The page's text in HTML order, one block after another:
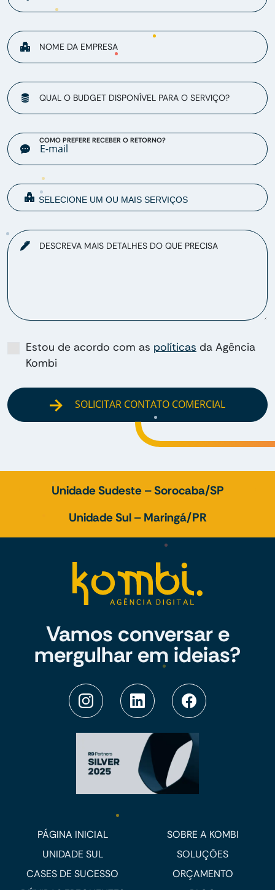
NOME DA EMPRESA
QUAL O BUDGET DISPONÍVEL PARA O SERVIÇO?
COMO PREFERE RECEBER O RETORNO?
DESCREVA MAIS DETALHES DO QUE PRECISA
Estou de acordo com as políticas da Agência
Kombi
SOLICITAR CONTATO COMERCIAL
Unidade Sudeste – Sorocaba/SP
Unidade Sul – Maringá/PR
Vamos conversar e
mergulhar em ideias?
PÁGINA INICIAL
SOBRE A KOMBI
UNIDADE SUL
SOLUÇÕES
CASES DE SUCESSO
ORÇAMENTO